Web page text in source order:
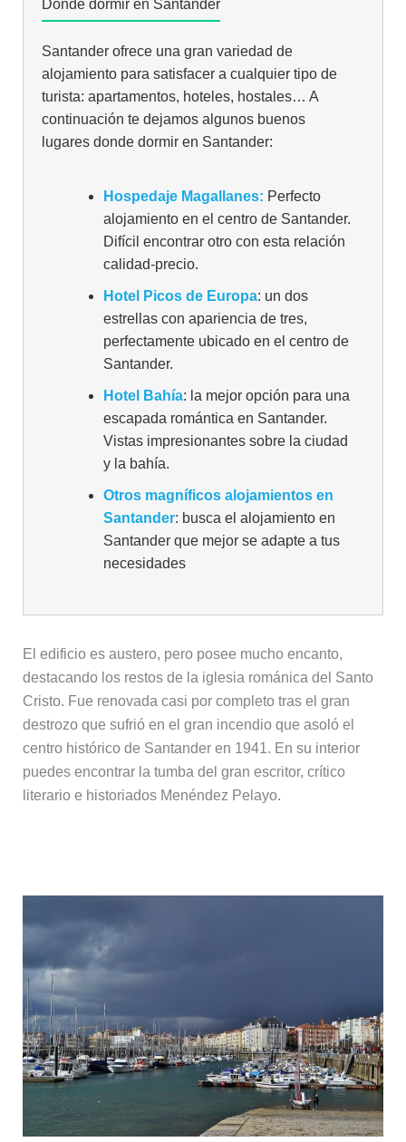
Dónde dormir en Santander
Santander ofrece una gran variedad de
alojamiento para satisfacer a cualquier tipo de
turista: apartamentos, hoteles, hostales… A
continuación te dejamos algunos buenos
lugares donde dormir en Santander:
Hospedaje Magallanes: Perfecto
alojamiento en el centro de Santander.
Difícil encontrar otro con esta relación
calidad-precio.
Hotel Picos de Europa: un dos
estrellas con apariencia de tres,
perfectamente ubicado en el centro de
Santander.
Hotel Bahía: la mejor opción para una
escapada romántica en Santander.
Vistas impresionantes sobre la ciudad
y la bahía.
Otros magníficos alojamientos en
Santander: busca el alojamiento en
Santander que mejor se adapte a tus
necesidades
El edificio es austero, pero posee mucho encanto,
destacando los restos de la iglesia románica del Santo
Cristo. Fue renovada casi por completo tras el gran
destrozo que sufrió en el gran incendio que asoló el
centro histórico de Santander en 1941. En su interior
puedes encontrar la tumba del gran escritor, crítico
literario e historiados Menéndez Pelayo.